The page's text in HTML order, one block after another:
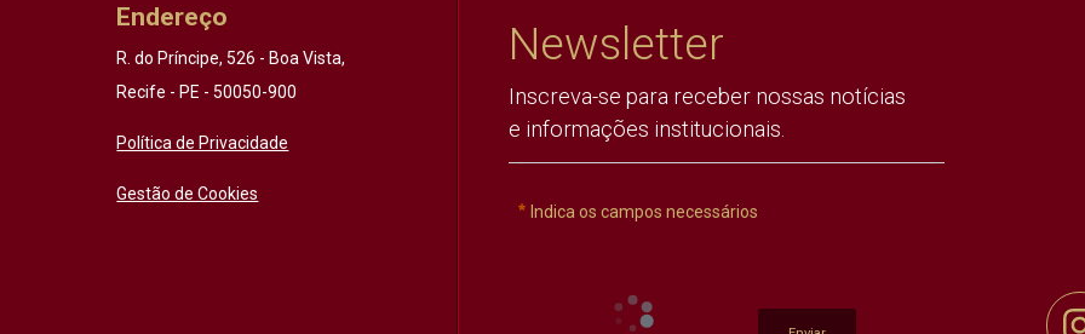
Endereço
R. do Príncipe, 526 - Boa Vista,
Recife - PE - 50050-900
Política de Privacidade
Gestão de Cookies
Newsletter
Inscreva-se para receber nossas notícias
e informações institucionais.
Indica os campos necessários